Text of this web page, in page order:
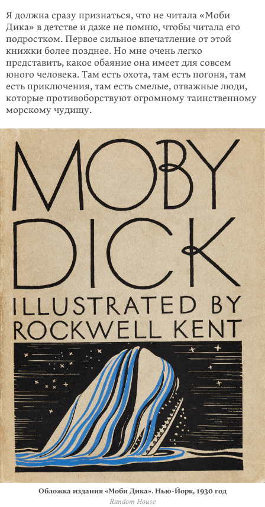
Я должна сразу признаться, что не чи­тала «Моби
Дика» в детстве и даже не помню, чтобы читала его
подрост­ком. Первое сильное впечатление от этой
книжки более позднее. Но мне очень легко
представить, какое обаяние она имеет для совсем
юного человека. Там есть охота, там есть погоня, там
есть приключения, там есть смелые, отважные люди,
которые противо­борствуют огромному таинственному
морскому чудищу.
Обложка издания «Моби Дика». Нью-Йорк, 1930 год
Random House